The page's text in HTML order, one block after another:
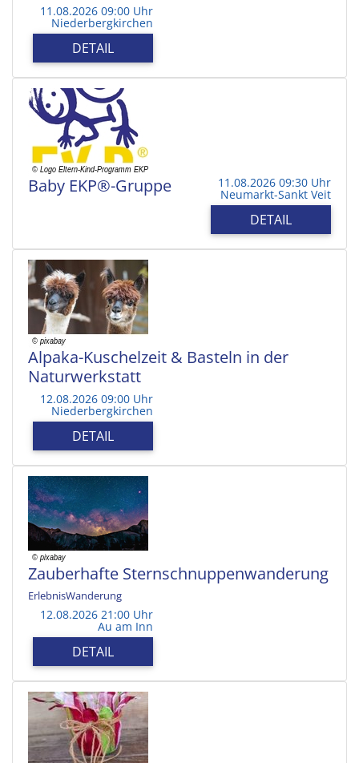
11.08.2026 09:00 Uhr
Niederbergkirchen
DETAIL
Baby EKP®-Gruppe 11.08.2026 09:30 Uhr
Neumarkt-Sankt Veit
DETAIL
Alpaka-Kuschelzeit & Basteln in der
Naturwerkstatt
12.08.2026 09:00 Uhr
Niederbergkirchen
DETAIL
Zauberhafte Sternschnuppenwanderung
ErlebnisWanderung
12.08.2026 21:00 Uhr
Au am Inn
DETAIL